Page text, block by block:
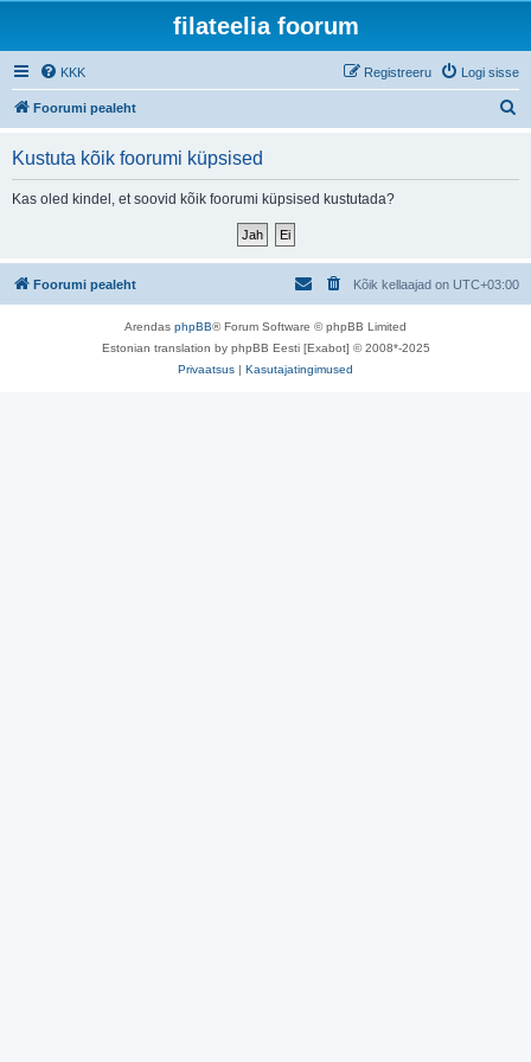
filateelia foorum
KKK Logi sisse
Registreeru
Foorumi pealeht
Kustuta kõik foorumi küpsised
Kas oled kindel, et soovid kõik foorumi küpsised kustutada?
Foorumi pealeht Kõik kellaajad on UTC+03:00
Arendas phpBB® Forum Software © phpBB Limited
Estonian translation by phpBB Eesti [Exabot] © 2008*-2025
Privaatsus | Kasutajatingimused